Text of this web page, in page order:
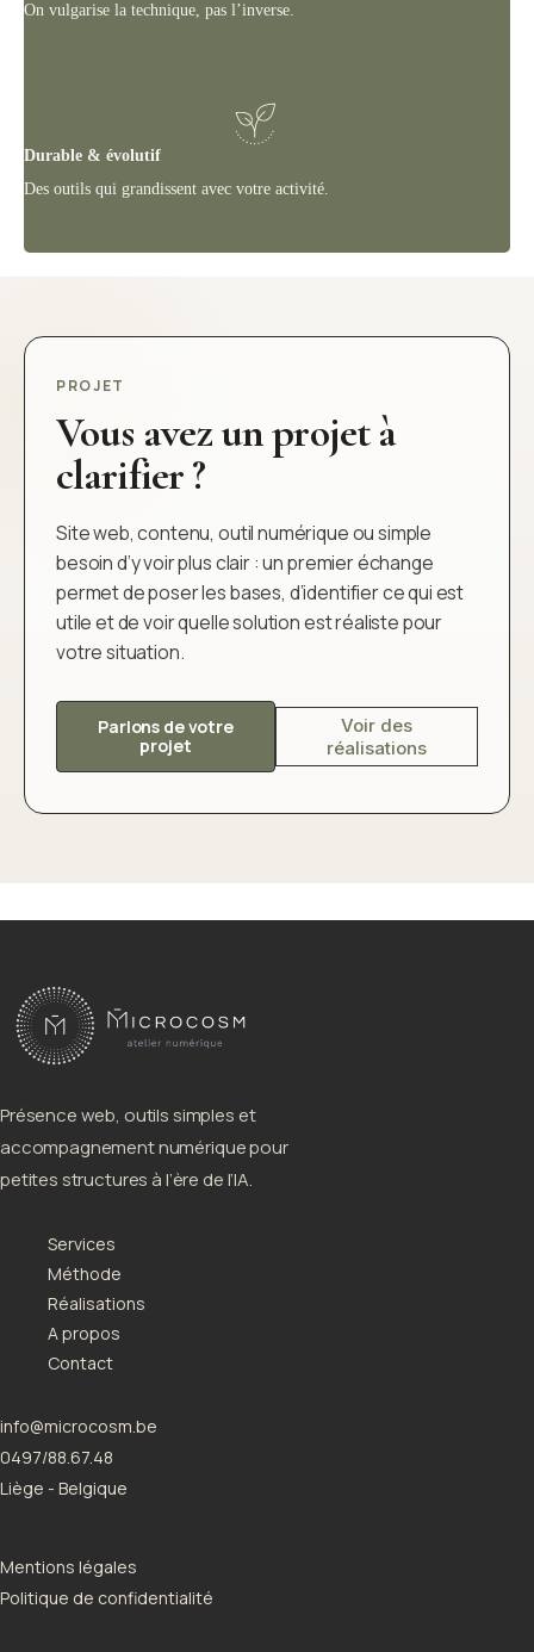
On vulgarise la technique, pas l’inverse.
Durable & évolutif
Des outils qui grandissent avec votre activité.
PROJET
Vous avez un projet à
clarifier ?
Site web, contenu, outil numérique ou simple
besoin d’y voir plus clair : un premier échange
permet de poser les bases, d’identifier ce qui est
utile et de voir quelle solution est réaliste pour
votre situation.
Parlons de votre
projet
Voir des
réalisations
Présence web, outils simples et
accompagnement numérique pour
petites structures à l’ère de l’IA.
Services
Méthode
Réalisations
A propos
Contact
info@microcosm.be
0497/88.67.48
Liège - Belgique
Mentions légales
Politique de confidentialité